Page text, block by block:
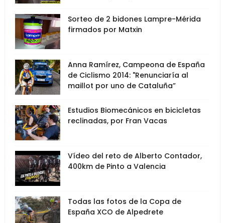
Sorteo de 2 bidones Lampre-Mérida
firmados por Matxin
Anna Ramírez, Campeona de España
de Ciclismo 2014: "Renunciaría al
maillot por uno de Cataluña”
Estudios Biomecánicos en bicicletas
reclinadas, por Fran Vacas
Vídeo del reto de Alberto Contador,
400km de Pinto a Valencia
Todas las fotos de la Copa de
España XCO de Alpedrete